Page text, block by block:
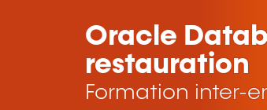
Oracle
restauration
Formation inter-